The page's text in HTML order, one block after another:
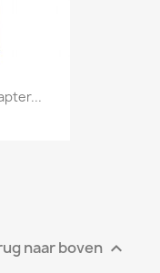
naar boven 